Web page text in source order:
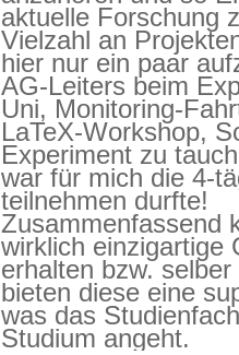
aktuelle Forschung
Vielzahl an
hier nur ein paar
AG-Leiters beim
Uni, Monitoring-
LaTeX-Workshop,
Experiment zu
war für mich die 4-
teilnehmen durfte!
Zusammenfassend
wirklich einzigartige
erhalten bzw.
bieten diese eine
was das
Studium angeht.